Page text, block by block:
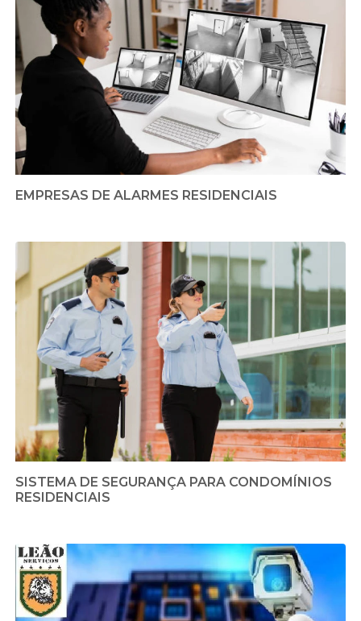
EMPRESAS DE ALARMES RESIDENCIAIS
SISTEMA DE SEGURANÇA PARA CONDOMÍNIOS
RESIDENCIAIS